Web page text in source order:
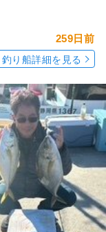
259日前